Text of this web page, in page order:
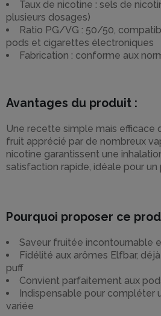
Taux de nicotine : sels de
plusieurs dosages)
Ratio PG/VG : 50/50,
pods et cigarettes électroniques
Fabrication : conforme aux
Avantages du produit :
Une recette simple mais efficace
fruit apprécié par de nombreux
nicotine garantissent une
satisfaction rapide, idéale pour un
Pourquoi proposer ce
Saveur fruitée incontournable
Fidélité aux arômes Elfbar,
puff
Convient parfaitement aux
Indispensable pour compléter
variée